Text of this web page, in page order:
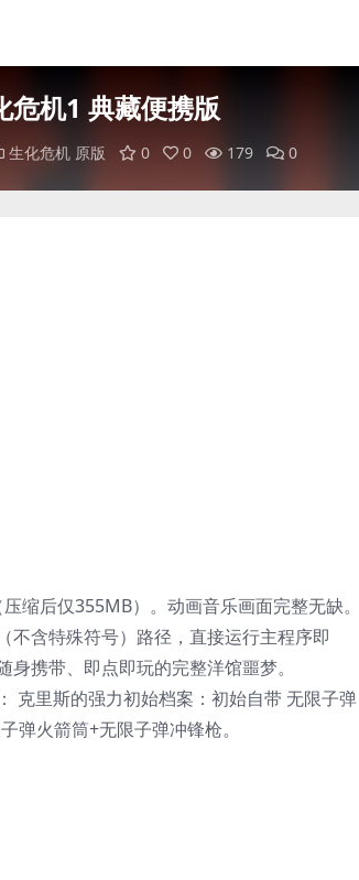
危机1 典藏便携版
生化危机 原版 0 0 179 0
缩后仅355MB）。动画音乐画面完整无缺。
不含特殊符号）路径，直接运行主程序即
携带、即点即玩的完整洋馆噩梦。
克里斯的强力初始档案：初始自带 无限子弹
弹火箭筒+无限子弹冲锋枪。